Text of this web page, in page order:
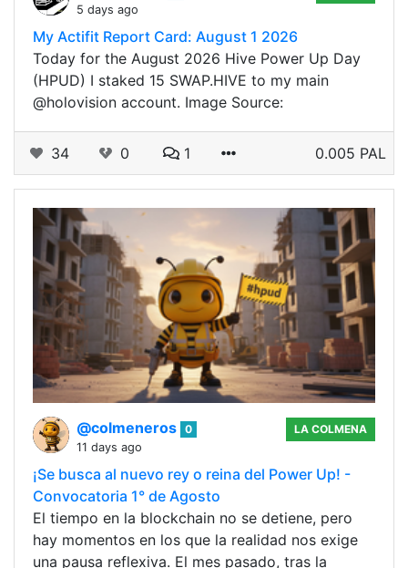
5 days ago
My Actifit Report Card: August 1 2026
Today for the August 2026 Hive Power Up Day
(HPUD) I staked 15 SWAP.HIVE to my main
@holovision account. Image Source:
34 0 1 0.005 PAL
@colmeneros 0
11 days ago
LA COLMENA
¡Se busca al nuevo rey o reina del Power Up! -
Convocatoria 1° de Agosto
El tiempo en la blockchain no se detiene, pero
hay momentos en los que la realidad nos exige
una pausa reflexiva. El mes pasado, tras la